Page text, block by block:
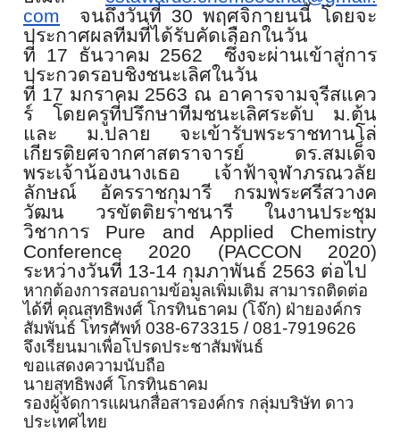
com จนถึงวันที่ 30 พฤศจิกายนนี้ โดยจะ
ประกาศผลทีมที่ได้รับคัดเลือกในวัน
ที่ 17 ธันวาคม 2562 ซึ่งจะผ่านเข้าสู่การ
ประกวดรอบชิงชนะเลิศในวัน
ที่ 17 มกราคม 2563 ณ อาคารจามจุรีสแคว
ร์ โดยครูที่ปรึกษาทีมชนะเลิศระดับ ม.ต้น
และ ม.ปลาย จะเข้ารับพระราชทานโล่
เกียรติยศจากศาสตราจารย์ ดร.สมเด็จ
พระเจ้าน้องนางเธอ เจ้าฟ้าจุฬาภรณวลัย
ลักษณ์ อัครราชกุมารี กรมพระศรีสวางค
วัฒน วรขัตติยราชนารี ในงานประชุม
วิชาการ Pure and Applied Chemistry
Conference 2020 (PACCON 2020)
ระหว่างวันที่ 13-14 กุมภาพันธ์ 2563 ต่อไป
หากต้องการสอบถามข้อมูลเพิ่มเติม สามารถติดต่อ
ได้ที่ คุณสุทธิพงศ์ โกรทินธาคม (โจ๊ก) ฝ่ายองค์กร
สัมพันธ์ โทรศัพท์ 038-673315 / 081-7919626
จึงเรียนมาเพื่อโปรดประชาสัมพันธ์
ขอแสดงความนับถือ
นายสุทธิพงศ์ โกรทินธาคม
รองผู้จัดการแผนกสื่อสารองค์กร กลุ่มบริษัท ดาว
ประเทศไทย